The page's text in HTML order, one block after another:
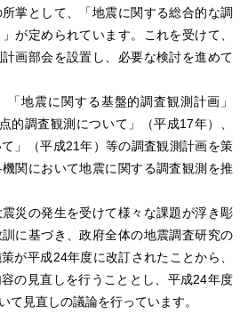
掌として、「地震に関する総合的な調
が定められています。これを受けて、
画部会を設置し、必要な検討を進めて
地震に関する基盤的調査観測計画」
的調査観測について」（平成17年）、
て」（平成21年）等の調査観測計画を策
関において地震に関する調査観測を推
災の発生を受けて様々な課題が浮き彫
に基づき、政府全体の地震調査研究の
が平成24年度に改訂されたことから、
の見直しを行うこととし、平成24年度
て見直しの議論を行っています。